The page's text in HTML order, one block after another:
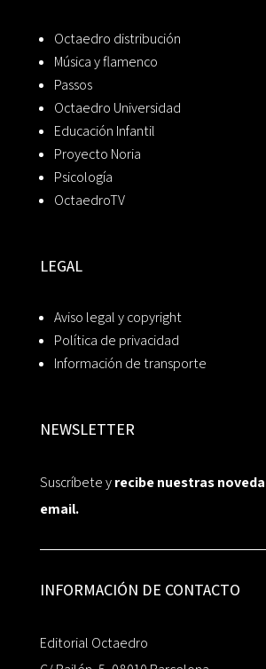
Octaedro distribución
Música y flamenco
Passos
Octaedro Universidad
Educación Infantil
Proyecto Noria
Psicología
OctaedroTV
LEGAL
Aviso legal y copyright
Política de privacidad
Información de transporte
NEWSLETTER
Suscríbete yrecibe nuestras
email.
INFORMACIÓN DE CONTACTO
Editorial Octaedro